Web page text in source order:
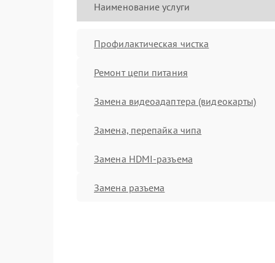
Наименование услуги
Профилактическая чистка
Ремонт цепи питания
Замена видеоадаптера (видеокарты)
Замена, перепайка чипа
Замена HDMI-разъема
Замена разъема